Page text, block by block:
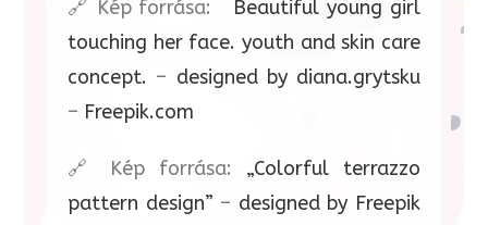
🔗 Kép forrása: Beautiful young girl
touching her face. youth and skin care
concept. – designed by diana.grytsku
– Freepik.com
🔗 Kép forrása: „Colorful terrazzo
pattern design” – designed by Freepik